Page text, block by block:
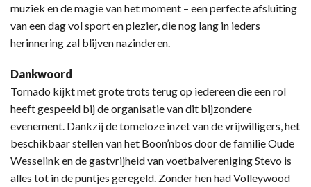
muziek en de magie van het moment – een perfecte afsluiting
van een dag vol sport en plezier, die nog lang in ieders
herinnering zal blijven nazinderen.
Dankwoord
Tornado kijkt met grote trots terug op iedereen die een rol
heeft gespeeld bij de organisatie van dit bijzondere
evenement. Dankzij de tomeloze inzet van de vrijwilligers, het
beschikbaar stellen van het Boon’nbos door de familie Oude
Wesselink en de gastvrijheid van voetbalvereniging Stevo is
alles tot in de puntjes geregeld. Zonder hen had Volleywood